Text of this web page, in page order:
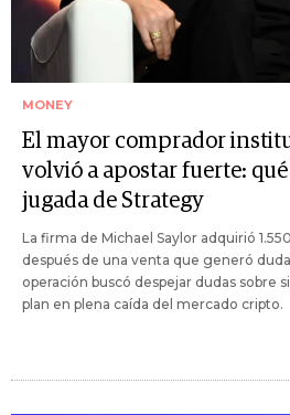
MONEY
El mayor comprador
volvió a apostar fuerte:
jugada de Strategy
La firma de Michael Saylor adquirió
después de una venta que generó
operación buscó despejar dudas sobre
plan en plena caída del mercado cripto.